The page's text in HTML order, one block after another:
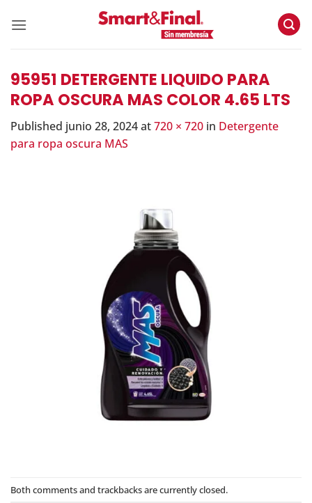
95951 DETERGENTE LIQUIDO PARA
ROPA OSCURA MAS COLOR 4.65 LTS
Published junio 28, 2024at720 × 720 in Detergente
para ropa oscura MAS
Both comments and trackbacks are currently closed.